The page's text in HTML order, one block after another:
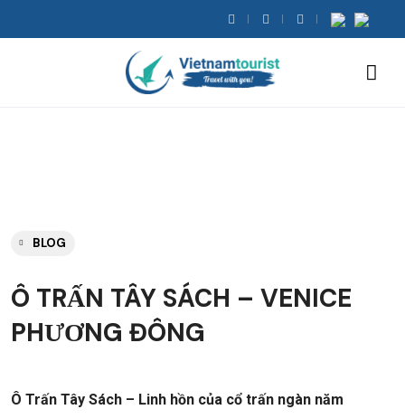
BLOG
Ô TRẤN TÂY SÁCH – VENICE
PHƯƠNG ĐÔNG
Ô Trấn Tây Sách – Linh hồn của cổ trấn ngàn năm